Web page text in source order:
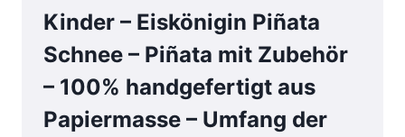
Kinder – Eiskönigin Piñata
Schnee – Piñata mit Zubehör
– 100% handgefertigt aus
Papiermasse – Umfang der